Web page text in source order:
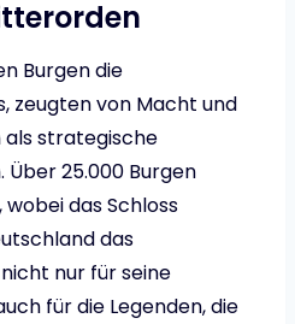
Burgen die
zeugten von Macht und
als strategische
25.000 Burgen
das Schloss
das
nur für seine
für die Legenden, die